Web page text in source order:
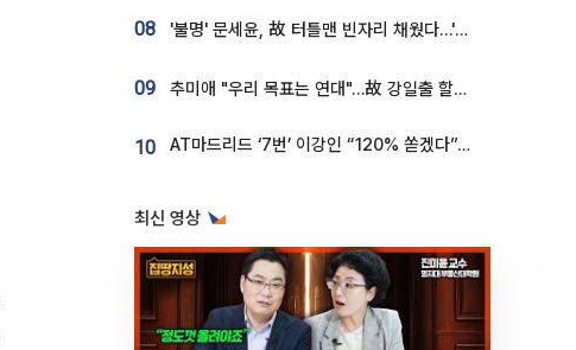
08 '불명' 문세윤, 故 터틀맨 빈자리 채웠다…'거북이' 눈물의 최종 우승
09 추미애 "우리 목표는 연대"…故 강일출 할머니 흉상 제막
10 AT마드리드 ‘7번’ 이강인 “120% 쏟겠다”⋯시메오네 감독 “필요한 선수”
최신 영상